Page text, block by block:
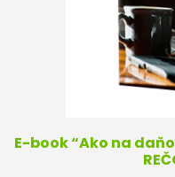
E-book “Ako na